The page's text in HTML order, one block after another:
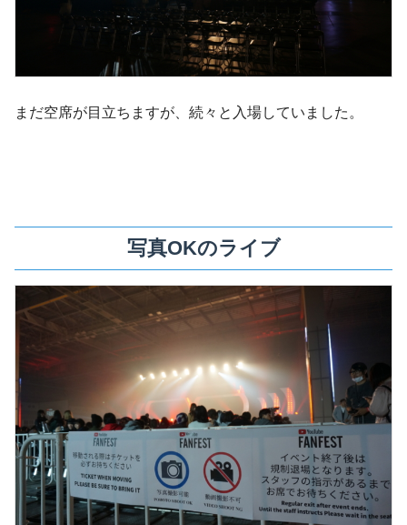
まだ空席が目立ちますが、続々と入場していました。
写真OKのライブ